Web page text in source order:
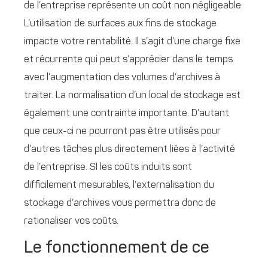
de l’entreprise représente un coût non négligeable.
L’utilisation de surfaces aux fins de stockage
impacte votre rentabilité. Il s’agit d’une charge fixe
et récurrente qui peut s’apprécier dans le temps
avec l’augmentation des volumes d’archives à
traiter. La normalisation d’un local de stockage est
également une contrainte importante. D’autant
que ceux-ci ne pourront pas être utilisés pour
d’autres tâches plus directement liées à l’activité
de l’entreprise. SI les coûts induits sont
difficilement mesurables, l’externalisation du
stockage d’archives vous permettra donc de
rationaliser vos coûts.
Le fonctionnement de ce